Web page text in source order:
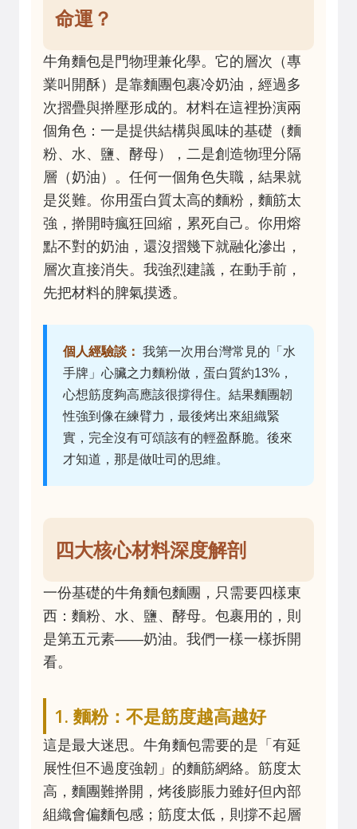
命運？
牛角麵包是門物理兼化學。它的層次（專
業叫開酥）是靠麵團包裹冷奶油，經過多
次摺疊與擀壓形成的。材料在這裡扮演兩
個角色：一是提供結構與風味的基礎（麵
粉、水、鹽、酵母），二是創造物理分隔
層（奶油）。任何一個角色失職，結果就
是災難。你用蛋白質太高的麵粉，麵筋太
強，擀開時瘋狂回縮，累死自己。你用熔
點不對的奶油，還沒摺幾下就融化滲出，
層次直接消失。我強烈建議，在動手前，
先把材料的脾氣摸透。
個人經驗談： 我第一次用台灣常見的「水
手牌」心臟之力麵粉做，蛋白質約13%，
心想筋度夠高應該很撐得住。結果麵團韌
性強到像在練臂力，最後烤出來組織緊
實，完全沒有可頌該有的輕盈酥脆。後來
才知道，那是做吐司的思維。
四大核心材料深度解剖
一份基礎的牛角麵包麵團，只需要四樣東
西：麵粉、水、鹽、酵母。包裹用的，則
是第五元素——奶油。我們一樣一樣拆開
看。
1. 麵粉：不是筋度越高越好
這是最大迷思。牛角麵包需要的是「有延
展性但不過度強韌」的麵筋網絡。筋度太
高，麵團難擀開，烤後膨脹力雖好但內部
組織會偏麵包感；筋度太低，則撐不起層